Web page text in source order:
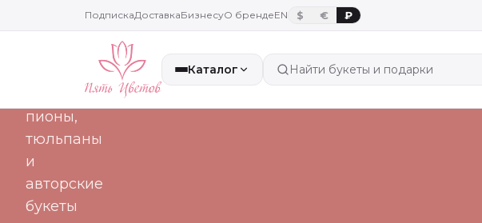
ПодпискаДоставкаБизнесуО брендеEN $ € ₽
Каталог Найти букеты и подарки
часа
пионы,
тюльпаны
и
авторские
букеты